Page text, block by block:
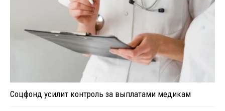
Соцфонд усилит контроль за выплатами медикам